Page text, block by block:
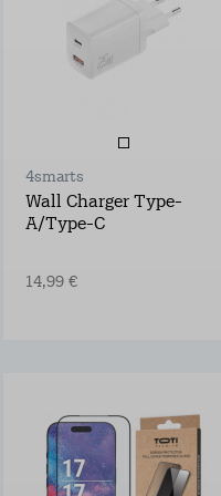
4smarts
Wall Charger Type-
A/Type-C
14,99 €